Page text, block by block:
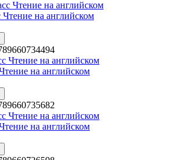
Чтение на английском
на английском
на английском